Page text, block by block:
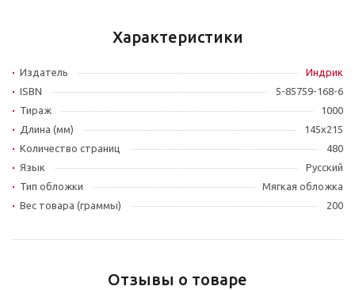
Характеристики
Издатель
Индрик
ISBN
5-85759-168-6
Тираж
1000
Длина (мм)
145x215
Количество страниц
480
Язык
Русский
Тип обложки
Мягкая обложка
Вес товара (граммы)
200
Отзывы о товаре